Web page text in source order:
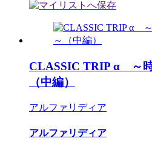
CLASSIC TRIP α ～
（中編）
アルファリディア
アルファリディア